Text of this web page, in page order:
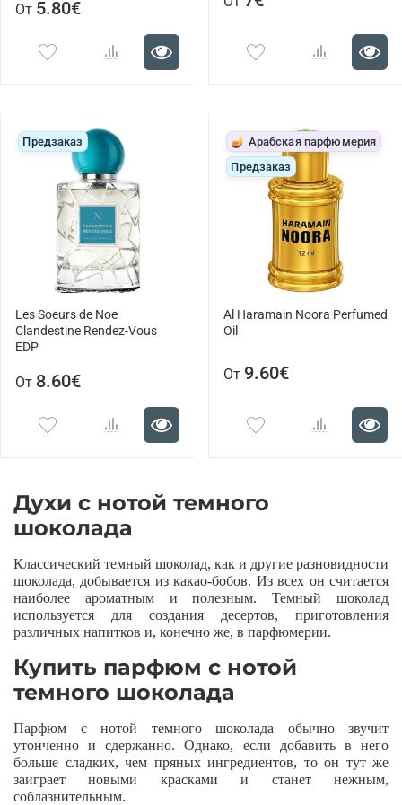
От 5.80€
Предзаказ
Les Soeurs de Noe
Clandestine Rendez-Vous
EDP
От 8.60€
🪔 Арабская парфюмерия
Предзаказ
Al Haramain Noora Perfumed
Oil
От 9.60€
Духи с нотой темного
шоколада
Классический темный шоколад, как и другие разновидности
шоколада, добывается из какао-бобов. Из всех он считается
наиболее ароматным и полезным. Темный шоколад
используется для создания десертов, приготовления
различных напитков и, конечно же, в парфюмерии.
Купить парфюм с нотой
темного шоколада
Парфюм с нотой темного шоколада обычно звучит
утонченно и сдержанно. Однако, если добавить в него
больше сладких, чем пряных ингредиентов, то он тут же
заиграет новыми красками и станет нежным,
соблазнительным.